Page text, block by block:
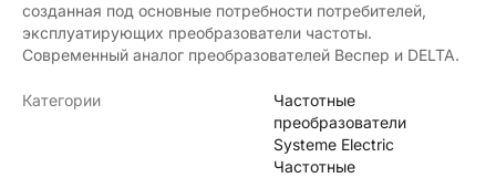
созданная под основные потребности потребителей,
эксплуатирующих преобразователи частоты.
Современный аналог преобразователей Веспер и DELTA.
Категории
Частотные
преобразователи
Systeme Electric
Частотные